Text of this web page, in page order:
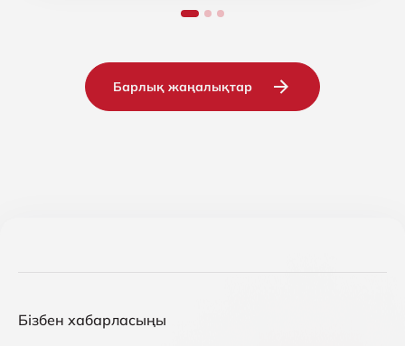
Барлық жаңалықтар
Бізбен хабарласыңы